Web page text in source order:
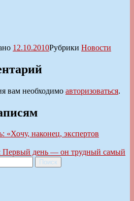
12.10.2010Рубрики Новости
вам необходимо авторизоваться.
«Хочу, наконец, экспертов
Первый день — он трудный самый
Поиск